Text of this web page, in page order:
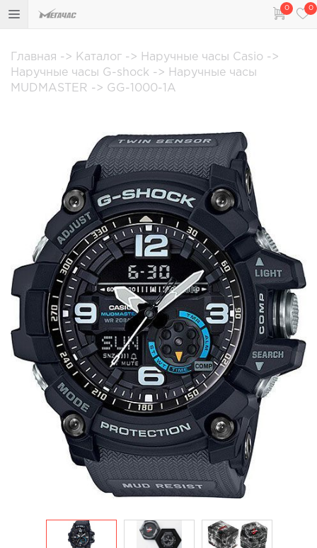
0 0
Главная -> Каталог -> Наручные часы Casio ->
Наручные часы G-shock -> Наручные часы
MUDMASTER -> GG-1000-1A